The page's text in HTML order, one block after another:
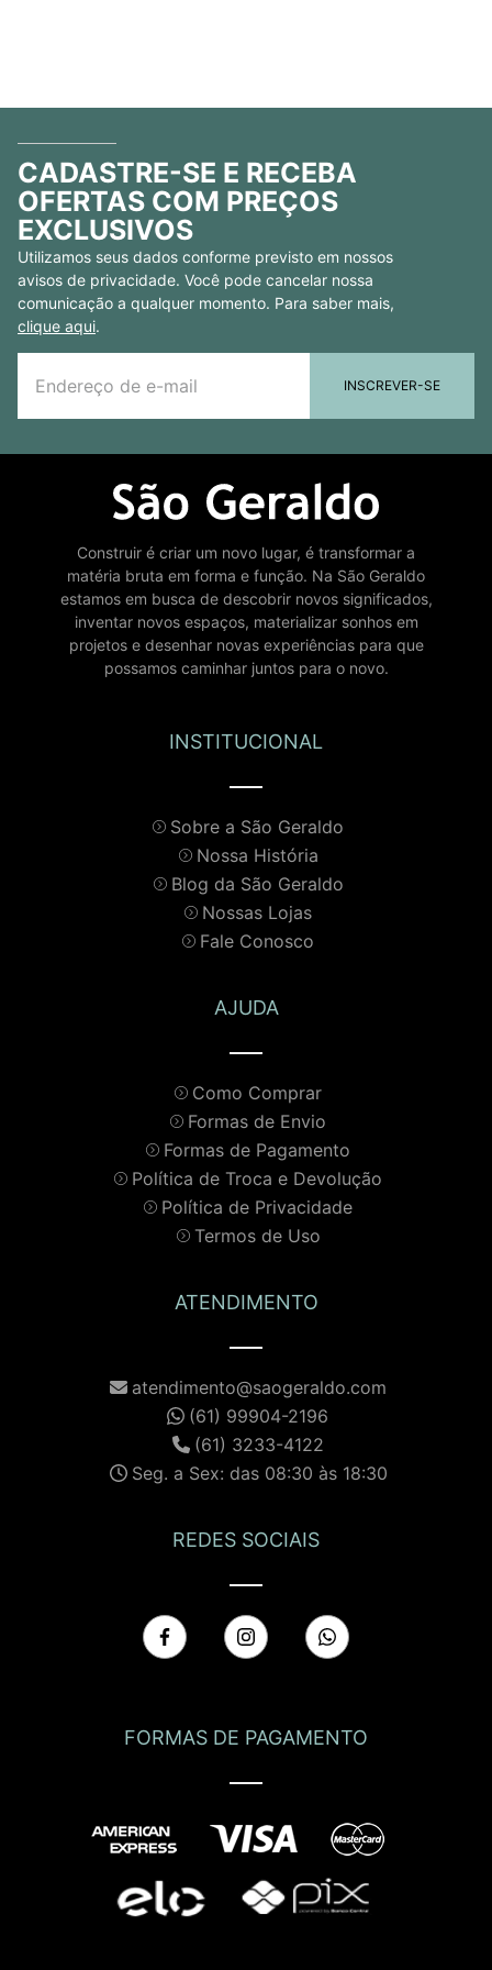
CADASTRE-SE E RECEBA
OFERTAS COM PREÇOS
EXCLUSIVOS
Utilizamos seus dados conforme previsto em nossos
avisos de privacidade. Você pode cancelar nossa
comunicação a qualquer momento. Para saber mais,
clique aqui.
INSCREVER-SE
Construir é criar um novo lugar, é transformar a
matéria bruta em forma e função. Na São Geraldo
estamos em busca de descobrir novos significados,
inventar novos espaços, materializar sonhos em
projetos e desenhar novas experiências para que
possamos caminhar juntos para o novo.
INSTITUCIONAL
Sobre a São Geraldo
Nossa História
Blog da São Geraldo
Nossas Lojas
Fale Conosco
AJUDA
Como Comprar
Formas de Envio
Formas de Pagamento
Política de Troca e Devolução
Política de Privacidade
Termos de Uso
ATENDIMENTO
atendimento@saogeraldo.com
(61) 99904-2196
(61) 3233-4122
Seg. a Sex: das 08:30 às 18:30
REDES SOCIAIS
FORMAS DE PAGAMENTO